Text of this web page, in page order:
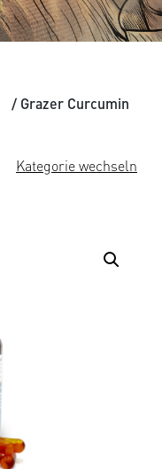
/ Grazer Curcumin
Kategorie wechseln